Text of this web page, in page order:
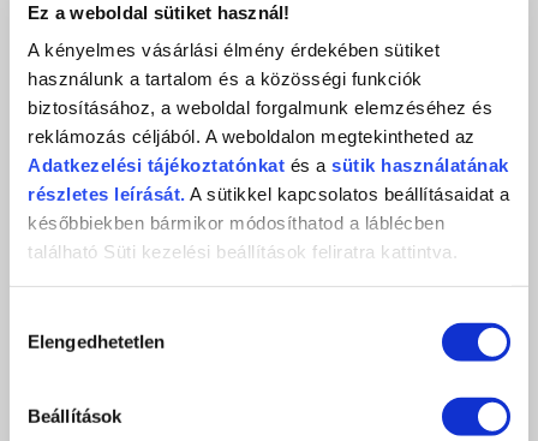
Ez a weboldal sütiket használ!
A kényelmes vásárlási élmény érdekében sütiket
használunk a tartalom és a közösségi funkciók
biztosításához, a weboldal forgalmunk elemzéséhez és
reklámozás céljából. A weboldalon megtekintheted az
Adatkezelési tájékoztatónkat és a sütik használatának
részletes leírását. A sütikkel kapcsolatos beállításaidat a
későbbiekben bármikor módosíthatod a láblécben
található Süti kezelési beállítások feliratra kattintva.
kiválasztása
Elengedhetetlen
Beállítások
KEDVENCEKHEZ AD
RÉSZLETEK